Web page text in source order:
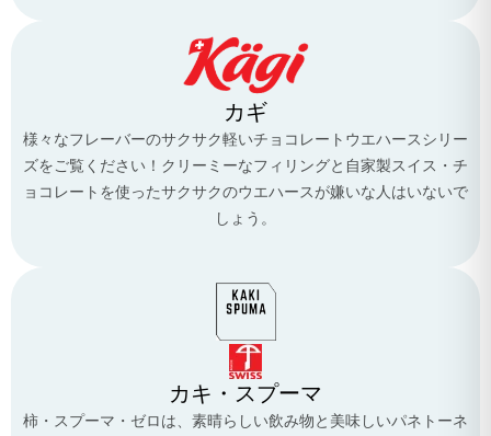
カギ
様々なフレーバーのサクサク軽いチョコレートウエハースシリー
ズをご覧ください！クリーミーなフィリングと自家製スイス・チ
ョコレートを使ったサクサクのウエハースが嫌いな人はいないで
しょう。
カキ・スプーマ
柿・スプーマ・ゼロは、素晴らしい飲み物と美味しいパネトーネ